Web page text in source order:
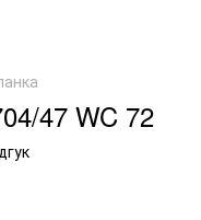
47 WC 72